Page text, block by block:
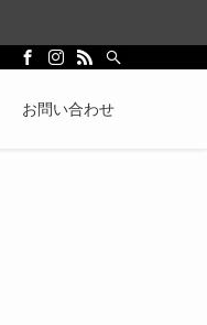
お問い合わせ